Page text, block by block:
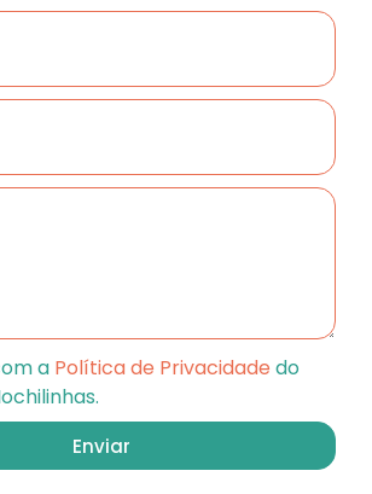
a Política de Privacidade do
Enviar